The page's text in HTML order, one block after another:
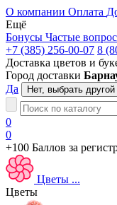
О компании Оплата
Ещё
Бонусы Частые
+7 (385) 256-00-07 8
Доставка цветов и
Город доставки
Да
Нет, выбрать другой
0
0
+100 Баллов за
Цветы ...
Цветы